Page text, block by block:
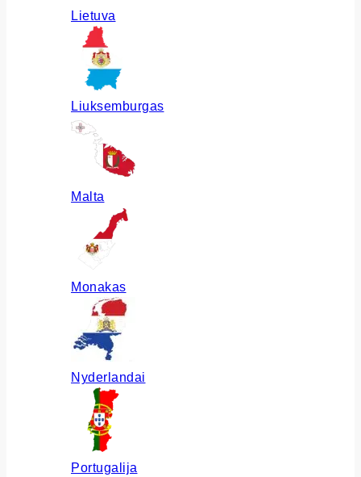
Lietuva
Liuksemburgas
Malta
Monakas
Nyderlandai
Portugalija